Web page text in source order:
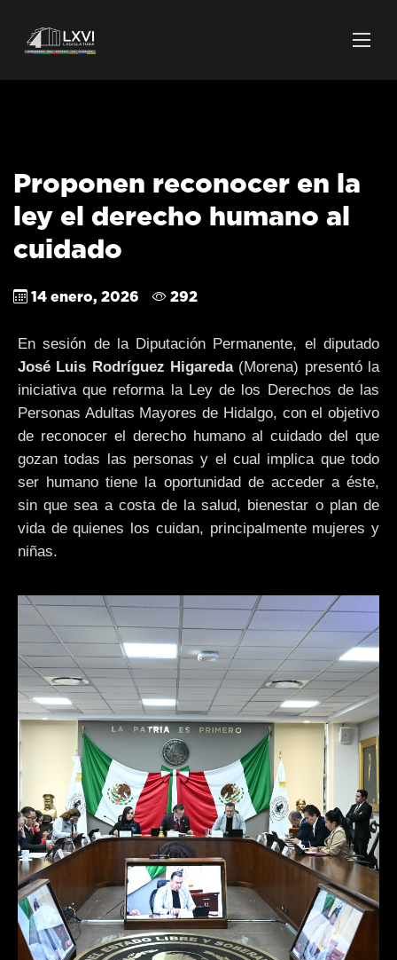
Proponen reconocer en la
ley el derecho humano al
cuidado
14 enero, 2026 292
En sesión de la Diputación Permanente, el diputado
José Luis Rodríguez Higareda(Morena) presentó la
iniciativa que reforma la Ley de los Derechos de las
Personas Adultas Mayores de Hidalgo, con el objetivo
de reconocer el derecho humano al cuidado del que
gozan todas las personas y el cual implica que todo
ser humano tiene la oportunidad de acceder a éste,
sin que sea a costa de la salud, bienestar o plan de
vida de quienes los cuidan, principalmente mujeres y
niñas.